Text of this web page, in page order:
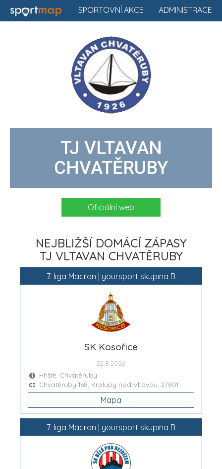
ADMINISTRACE
SPORTOVNÍ AKCE
TJ VLTAVAN
CHVATĚRUBY
Oficiální web
NEJBLIŽŠÍ DOMÁCÍ ZÁPASY
TJ VLTAVAN CHVATĚRUBY
7. liga Macron | yoursport skupina B
SK Kosořice
22.8.2026
Hřiště: Chvatěruby
Chvatěruby 168, Kralupy nad Vltavou, 27801
Mapa
7. liga Macron | yoursport skupina B